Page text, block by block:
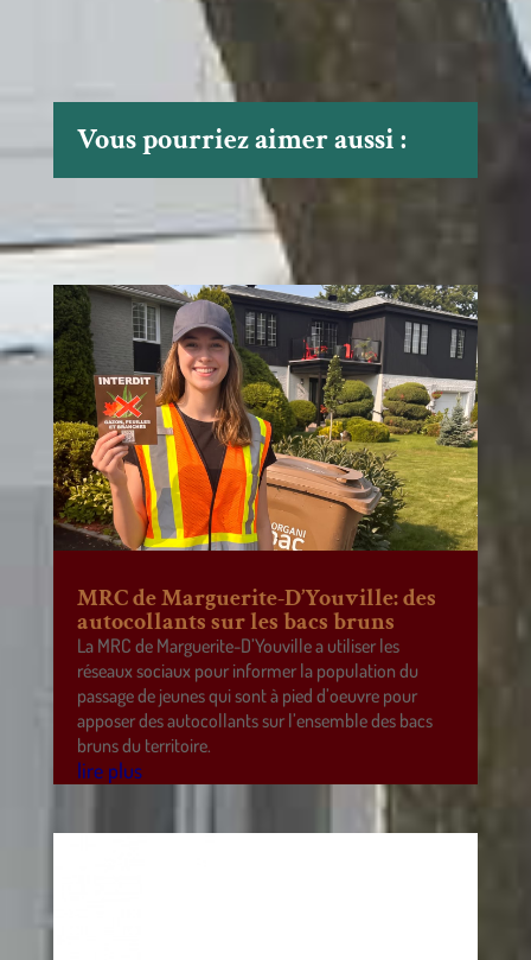
Vous pourriez aimer aussi :
MRC de Marguerite-D’Youville: des
autocollants sur les bacs bruns
La MRC de Marguerite-D’Youville a utiliser les
réseaux sociaux pour informer la population du
passage de jeunes qui sont à pied d’oeuvre pour
apposer des autocollants sur l’ensemble des bacs
bruns du territoire.
lire plus